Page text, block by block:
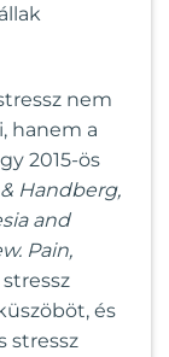
nem
hanem a
2015-ös
& Handberg,
and
Pain,
és
stressz